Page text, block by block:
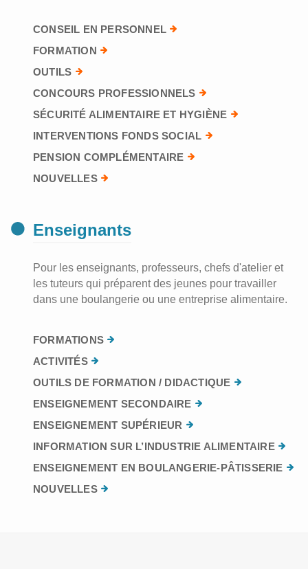
CONSEIL EN PERSONNEL
FORMATION
OUTILS
CONCOURS PROFESSIONNELS
SÉCURITÉ ALIMENTAIRE ET HYGIÈNE
INTERVENTIONS FONDS SOCIAL
PENSION COMPLÉMENTAIRE
NOUVELLES
Enseignants
Pour les enseignants, professeurs, chefs d'atelier et
les tuteurs qui préparent des jeunes pour travailler
dans une boulangerie ou une entreprise alimentaire.
FORMATIONS
ACTIVITÉS
OUTILS DE FORMATION / DIDACTIQUE
ENSEIGNEMENT SECONDAIRE
ENSEIGNEMENT SUPÉRIEUR
INFORMATION SUR L’INDUSTRIE ALIMENTAIRE
ENSEIGNEMENT EN BOULANGERIE-PÂTISSERIE
NOUVELLES